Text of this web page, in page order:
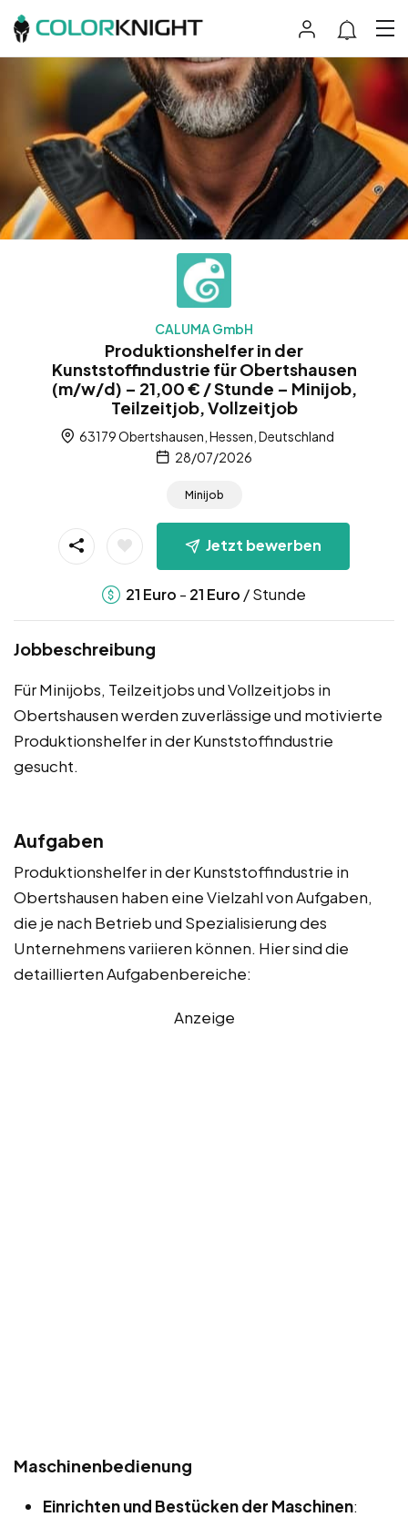
CALUMA GmbH
Produktionshelfer in der
Kunststoffindustrie für Obertshausen
(m/w/d) – 21,00 € / Stunde – Minijob,
Teilzeitjob, Vollzeitjob
63179 Obertshausen, Hessen, Deutschland
28/07/2026
Minijob
Jetzt bewerben
21 Euro - 21 Euro / Stunde
Jobbeschreibung
Für Minijobs, Teilzeitjobs und Vollzeitjobs in
Obertshausen werden zuverlässige und motivierte
Produktionshelfer in der Kunststoffindustrie
gesucht.
Aufgaben
Produktionshelfer in der Kunststoffindustrie in
Obertshausen haben eine Vielzahl von Aufgaben,
die je nach Betrieb und Spezialisierung des
Unternehmens variieren können. Hier sind die
detaillierten Aufgabenbereiche:
Anzeige
Maschinenbedienung
Einrichten und Bestücken der Maschinen: